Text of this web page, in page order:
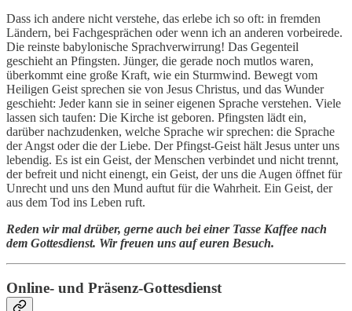
Dass ich andere nicht verstehe, das erlebe ich so oft: in fremden
Ländern, bei Fachgesprächen oder wenn ich an anderen vorbeirede.
Die reinste babylonische Sprachverwirrung! Das Gegenteil
geschieht an Pfingsten. Jünger, die gerade noch mutlos waren,
überkommt eine große Kraft, wie ein Sturmwind. Bewegt vom
Heiligen Geist sprechen sie von Jesus Christus, und das Wunder
geschieht: Jeder kann sie in seiner eigenen Sprache verstehen. Viele
lassen sich taufen: Die Kirche ist geboren. Pfingsten lädt ein,
darüber nachzudenken, welche Sprache wir sprechen: die Sprache
der Angst oder die der Liebe. Der Pfingst-Geist hält Jesus unter uns
lebendig. Es ist ein Geist, der Menschen verbindet und nicht trennt,
der befreit und nicht einengt, ein Geist, der uns die Augen öffnet für
Unrecht und uns den Mund auftut für die Wahrheit. Ein Geist, der
aus dem Tod ins Leben ruft.
Reden wir mal drüber, gerne auch bei einer Tasse Kaffee nach
dem Gottesdienst. Wir freuen uns auf euren Besuch.
Online- und Präsenz-Gottesdienst